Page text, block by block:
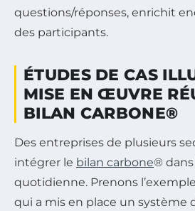
questions/réponses, enrichit
des participants.
ÉTUDES DE CAS
MISE EN ŒUVRE
BILAN CARBONE®
Des entreprises de plusieurs
intégrer le bilan carbone®
quotidienne. Prenons
qui a mis en place un système